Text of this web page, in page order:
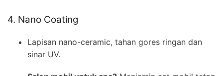
4. Nano Coating
Lapisan nano-ceramic, tahan gores ringan dan
sinar UV.